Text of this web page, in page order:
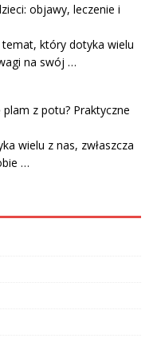
objawy, leczenie i
który dotyka wielu
na swój …
z potu? Praktyczne
wielu z nas, zwłaszcza
…